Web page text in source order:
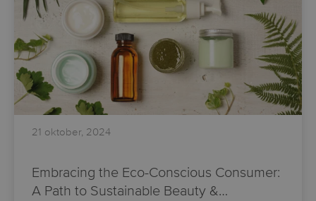
21 oktober, 2024
Embracing the Eco-Conscious Consumer:
A Path to Sustainable Beauty &…